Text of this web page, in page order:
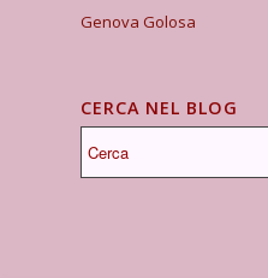
Genova Golosa
CERCA NEL BLOG